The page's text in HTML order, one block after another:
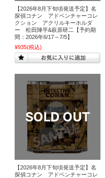
【2026年8月下旬頃発送予定】名
探偵コナン アドベンチャーコレ
クション アクリルキーホルダ
ー 松田陣平&萩原研二【予約期
間：2026年6/17～7/5】
¥935(税込)
【2026年8月下旬頃発送予定】名
探偵コナン アドベンチャーコレ